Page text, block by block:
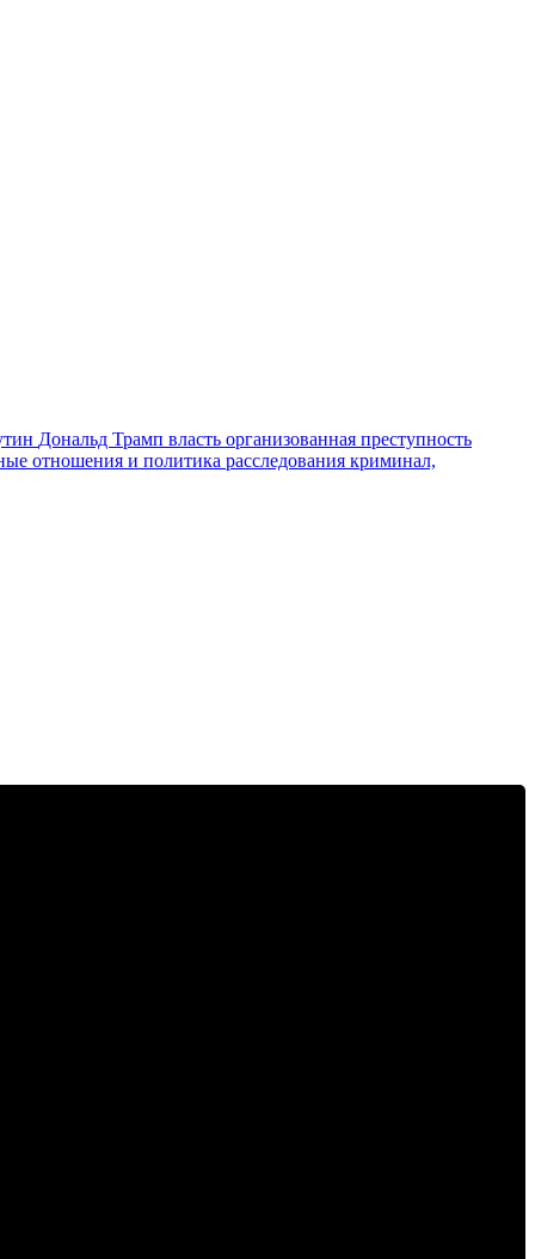
Дональд Трамп власть организованная преступность
отношения и политика расследования криминал,